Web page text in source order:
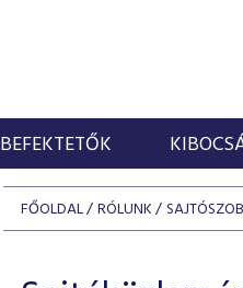
BEFEKTETŐK
FŐOLDAL RÓLUNK